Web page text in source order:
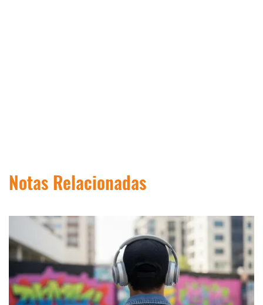
Notas Relacionadas